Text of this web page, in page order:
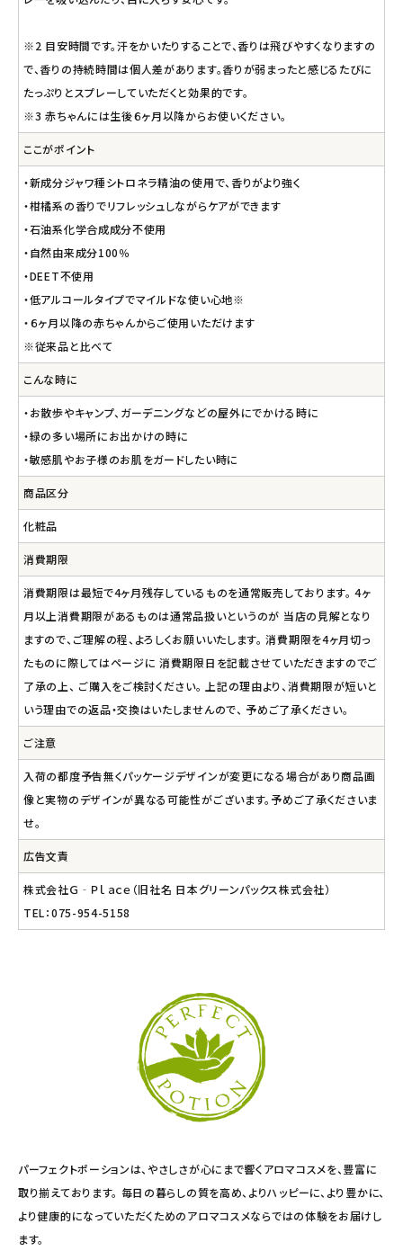
※2 目安時間です。汗をかいたりすることで、香りは飛びやすくなりますの
で、香りの持続時間は個人差があります。香りが弱まったと感じるたびに
たっぷりとスプレーしていただくと効果的です。
※3 赤ちゃんには生後６ヶ月以降からお使いください。
ここがポイント
・新成分ジャワ種シトロネラ精油の使用で、香りがより強く
・柑橘系の香りでリフレッシュしながらケアができます
・石油系化学合成成分不使用
・自然由来成分100％
・DEET不使用
・低アルコールタイプでマイルドな使い心地※
・６ヶ月以降の赤ちゃんからご使用いただけます
※従来品と比べて
こんな時に
・お散歩やキャンプ、ガーデニングなどの屋外にでかける時に
・緑の多い場所にお出かけの時に
・敏感肌やお子様のお肌をガードしたい時に
商品区分
化粧品
消費期限
消費期限は最短で4ヶ月残存しているものを通常販売しております。 4ヶ
月以上消費期限があるものは通常品扱いというのが 当店の見解となり
ますので、ご理解の程、よろしくお願いいたします。 消費期限を4ヶ月切っ
たものに際してはページに 消費期限日を記載させていただきますのでご
了承の上、 ご購入をご検討ください。 上記の理由より、消費期限が短いと
いう理由での返品・交換はいたしませんので、 予めご了承ください。
ご注意
入荷の都度予告無くパッケージデザインが変更になる場合があり商品画
像と実物のデザインが異なる可能性がございます。予めご了承くださいま
せ。
広告文責
株式会社Ｇ‐Ｐｌａｃｅ（旧社名 日本グリーンパックス株式会社）
TEL：075-954-5158
パーフェクトポーションは、やさしさが心にまで響くアロマコスメを、豊富に
取り揃えております。 毎日の暮らしの質を高め、よりハッピーに、より豊かに、
より健康的になっていただくためのアロマコスメならではの体験をお届けし
ます。